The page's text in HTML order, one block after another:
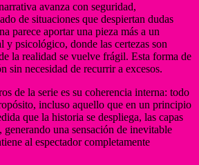
avanza con seguridad,
de situaciones que despiertan dudas
parece aportar una pieza más a un
y psicológico, donde las certezas son
la realidad se vuelve frágil. Esta forma de
sin necesidad de recurrir a excesos.
de la serie es su coherencia interna: todo
incluso aquello que en un principio
que la historia se despliega, las capas
una sensación de inevitable
al espectador completamente